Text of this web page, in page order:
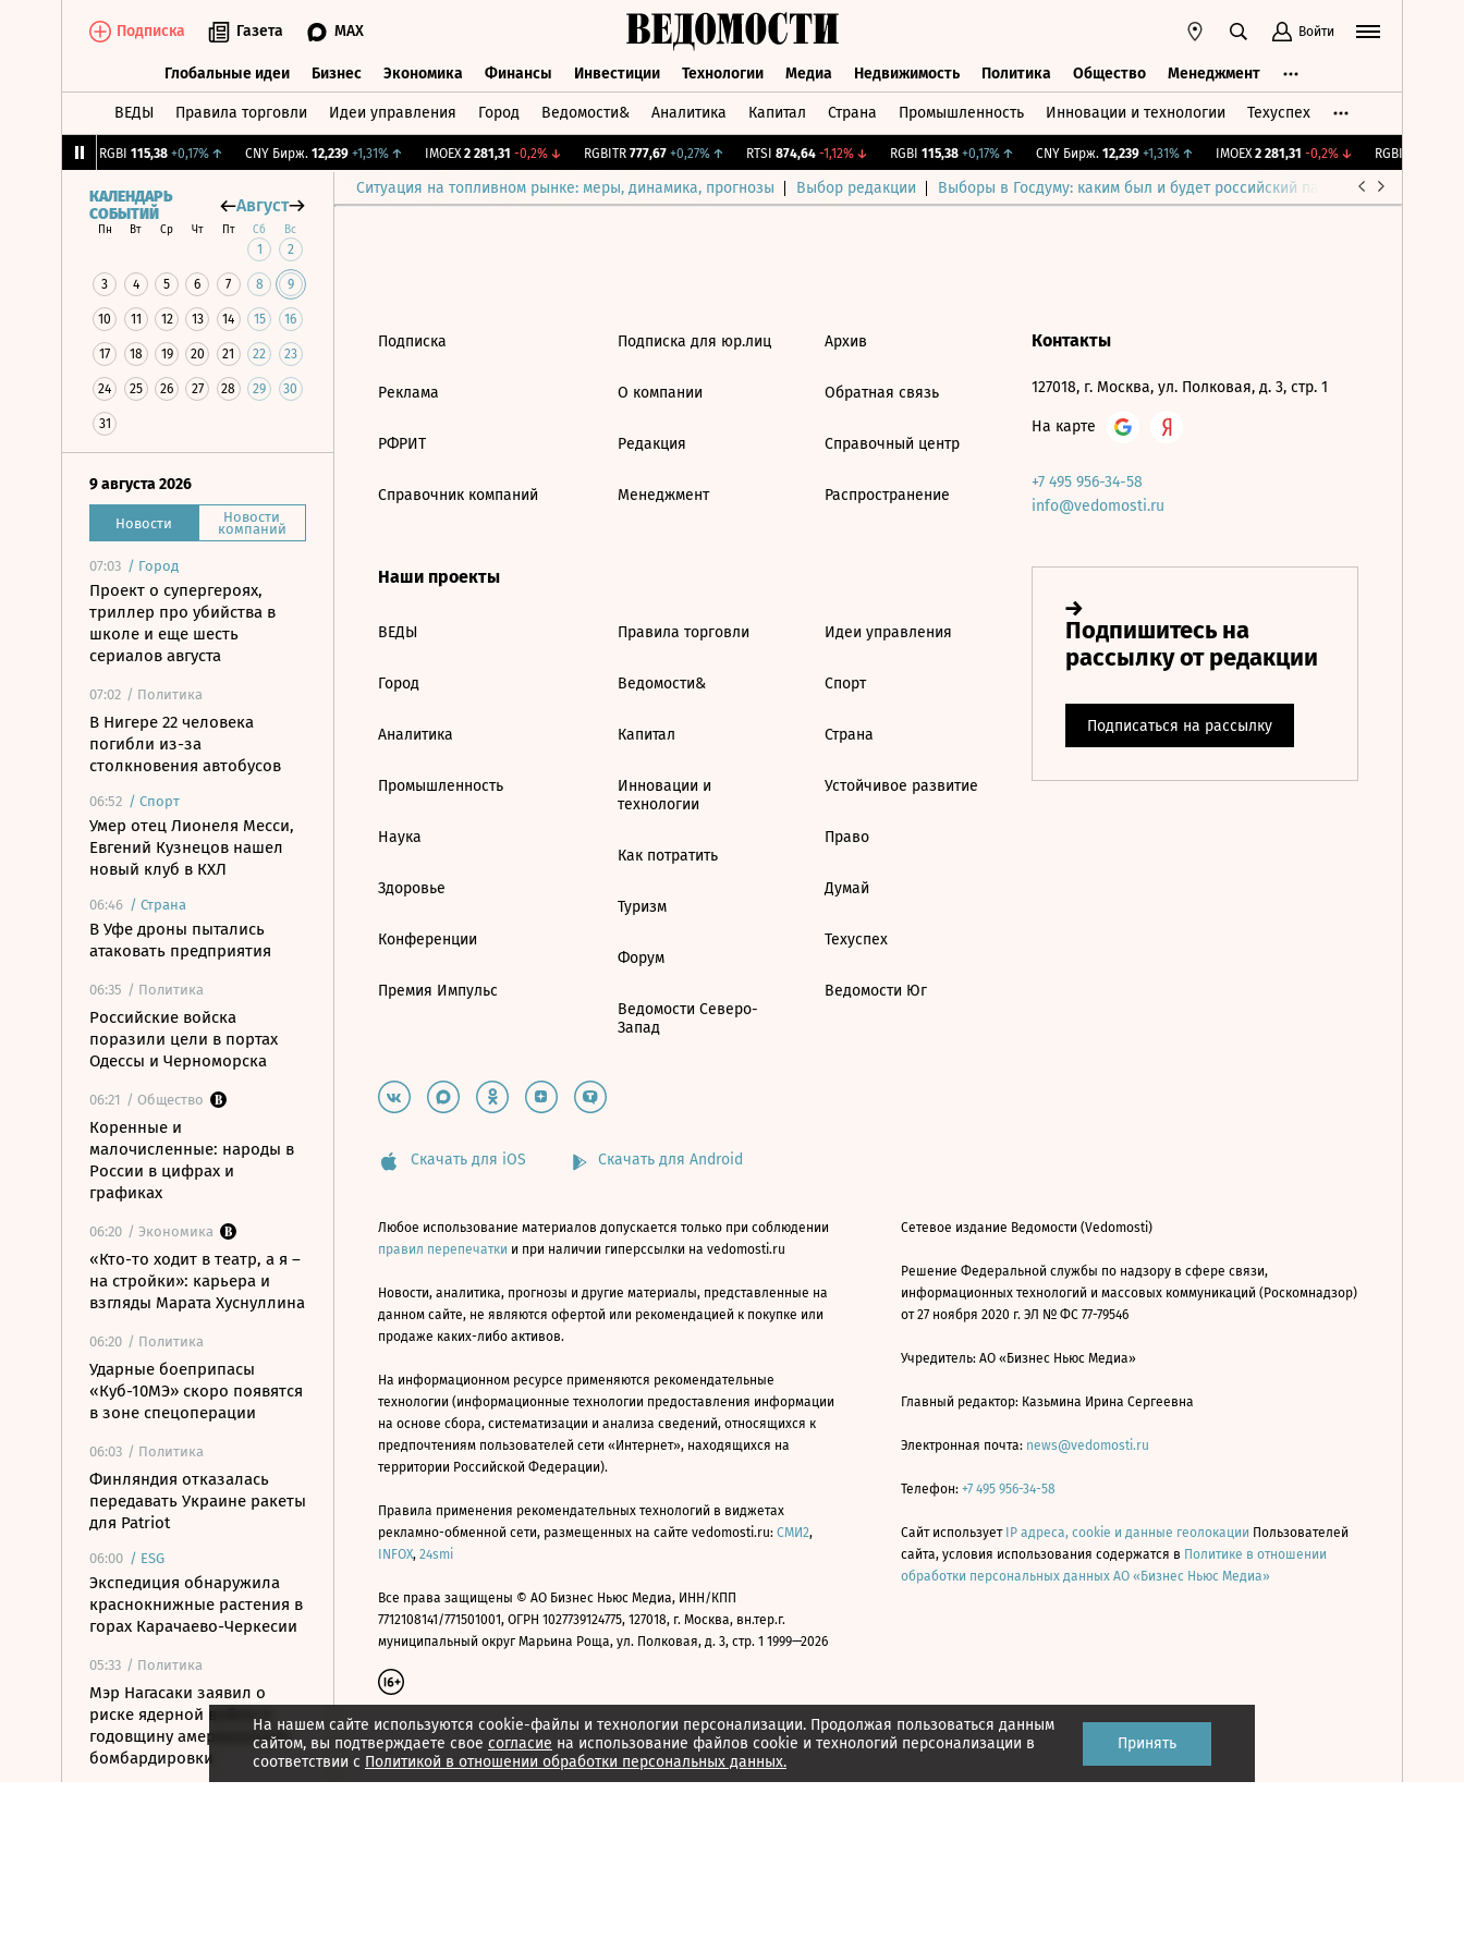
Подписка Газета MAX Войти
Глобальные идеи Бизнес Экономика Финансы Инвестиции Технологии Медиа Недвижимость Политика Общество Менеджмент
ВЕДЫ Правила торговли Идеи управления Город Ведомости& Аналитика Капитал Страна Промышленность Инновации и технологии Техуспех
RGBI 115,38 +0,17%↑ CNY Бирж. 12,239 +1,31%↑ IMOEX 2 281,31 -0,2%↓ RGBITR 777,67 +0,27%↑ RTSI 874,64 -1,12%↓ RGBI 115,38 +0,17%↑ CNY Бирж. 12,239 +1,31%↑ IMOEX 2 281,31 -0,2%↓ RGBITR
Ситуация на топливном рынке: меры, динамика, прогнозы Выбор редакции Выборы в Госдуму: каким был и будет российский парламент
КАЛЕНДАРЬ
СОБЫТИЙ
Август
Пн Вт Ср Чт Пт Сб Вс
1 2
3 4 5 6 7 8 9
10 11 12 13 14 15 16
17 18 19 20 21 22 23
24 25 26 27 28 29 30
31
9 августа 2026
Новости Новости
компаний
07:03 / Город
Проект о супергероях,
триллер про убийства в
школе и еще шесть
сериалов августа
07:02 / Политика
В Нигере 22 человека
погибли из-за
столкновения автобусов
06:52 / Спорт
Умер отец Лионеля Месси,
Евгений Кузнецов нашел
новый клуб в КХЛ
06:46 / Страна
В Уфе дроны пытались
атаковать предприятия
06:35 / Политика
Российские войска
поразили цели в портах
Одессы и Черноморска
06:21 / Общество
Коренные и
малочисленные: народы в
России в цифрах и
графиках
06:20 / Экономика
«Кто-то ходит в театр, а я –
на стройки»: карьера и
взгляды Марата Хуснуллина
06:20 / Политика
Ударные боеприпасы
«Куб-10МЭ» скоро появятся
в зоне спецоперации
06:03 / Политика
Финляндия отказалась
передавать Украине ракеты
для Patriot
06:00 / ESG
Экспедиция обнаружила
краснокнижные растения в
горах Карачаево-Черкесии
05:33 / Политика
Мэр Нагасаки заявил о
риске ядерной войны в
годовщину американской
бомбардировки
На нашем сайте используются cookie-файлы и технологии персонализации. Продолжая пользоваться данным
сайтом, вы подтверждаете свое согласие на использование файлов cookie и технологий персонализации в
соответствии с Политикой в отношении обработки персональных данных.
Принять
Подписка
Реклама
РФРИТ
Справочник компаний
Подписка для юр.лиц
О компании
Редакция
Менеджмент
Архив
Обратная связь
Справочный центр
Распространение
Наши проекты
ВЕДЫ
Город
Аналитика
Промышленность
Наука
Здоровье
Конференции
Премия Импульс
Правила торговли
Ведомости&
Капитал
Инновации и
технологии
Как потратить
Туризм
Форум
Ведомости Северо-
Запад
Идеи управления
Спорт
Страна
Устойчивое развитие
Право
Думай
Техуспех
Ведомости Юг
Контакты
127018, г. Москва, ул. Полковая, д. 3, стр. 1
На карте
+7 495 956-34-58
info@vedomosti.ru
Скачать для iOS Скачать для Android
Любое использование материалов допускается только при соблюдении
правил перепечатки и при наличии гиперссылки на vedomosti.ru
Новости, аналитика, прогнозы и другие материалы, представленные на
данном сайте, не являются офертой или рекомендацией к покупке или
продаже каких-либо активов.
На информационном ресурсе применяются рекомендательные
технологии (информационные технологии предоставления информации
на основе сбора, систематизации и анализа сведений, относящихся к
предпочтениям пользователей сети «Интернет», находящихся на
территории Российской Федерации).
Правила применения рекомендательных технологий в виджетах
рекламно-обменной сети, размещенных на сайте vedomosti.ru: СМИ2,
INFOX, 24smi
Все права защищены © АО Бизнес Ньюс Медиа, ИНН/КПП
7712108141/771501001, ОГРН 1027739124775, 127018, г. Москва, вн.тер.г.
муниципальный округ Марьина Роща, ул. Полковая, д. 3, стр. 1 1999—2026
Сетевое издание Ведомости (Vedomosti)
Решение Федеральной службы по надзору в сфере связи,
информационных технологий и массовых коммуникаций (Роскомнадзор)
от 27 ноября 2020 г. ЭЛ № ФС 77-79546
Учредитель: АО «Бизнес Ньюс Медиа»
Главный редактор: Казьмина Ирина Сергеевна
Электронная почта: news@vedomosti.ru
Телефон: +7 495 956-34-58
Сайт использует IP адреса, cookie и данные геолокации Пользователей
сайта, условия использования содержатся в Политике в отношении
обработки персональных данных АО «Бизнес Ньюс Медиа»